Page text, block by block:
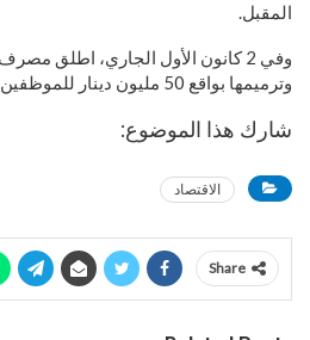
المقبل.
وفي 2 كانون الأول الجاري، اطلق
وترميمها بواقع 50 مليون دينار للموظفين و30 للمواطنين.
شارك هذا الموضوع:
الاقتصاد
Share